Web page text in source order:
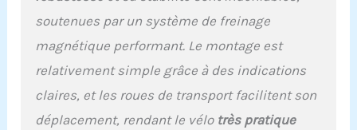
soutenues par un système de freinage
magnétique performant. Le montage est
relativement simple grâce à des indications
claires, et les roues de transport facilitent son
déplacement, rendant le vélo très pratique